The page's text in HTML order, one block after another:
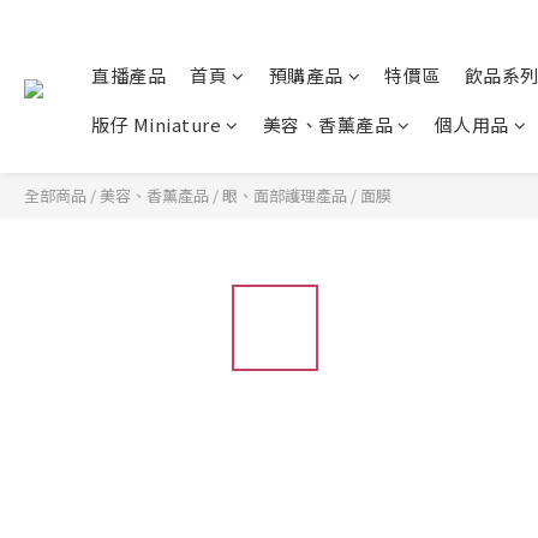
直播產品 首頁 預購產品 特價區
飲品系列
版仔 Miniature
美容、香薰產品 個人用品
全部商品 / 美容、香薰產品 / 眼、面部護理產品 / 面膜